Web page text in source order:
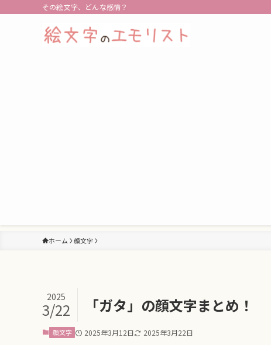
その絵文字、どんな感情？
ホーム 顔文字
「ガタ」の顔文字まとめ！
2025
3/22
顔文字 2025年3月12日 2025年3月22日